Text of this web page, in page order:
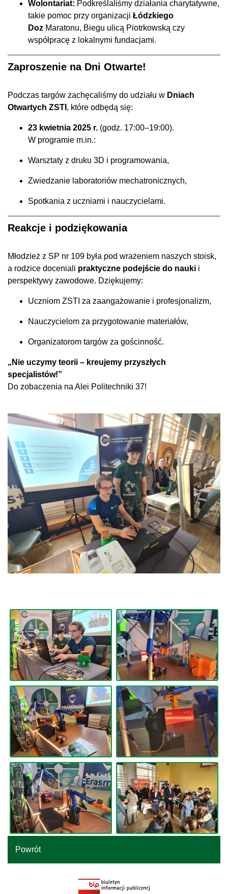
Wolontariat: Podkreślaliśmy działania charytatywne,
takie pomoc przy organizacji Łódzkiego
Doz Maratonu, Biegu ulicą Piotrkowską czy
współpracę z lokalnymi fundacjami.
Zaproszenie na Dni Otwarte!
Podczas targów zachęcaliśmy do udziału w Dniach
Otwartych ZSTI , które odbędą się:
23 kwietnia 2025 r. (godz. 17:00–19:00).
W programie m.in.:
Warsztaty z druku 3D i programowania,
Zwiedzanie laboratoriów mechatronicznych,
Spotkania z uczniami i nauczycielami.
Reakcje i podziękowania
Młodzież z SP nr 109 była pod wrażeniem naszych stoisk,
a rodzice doceniali praktyczne podejście do nauki i
perspektywy zawodowe. Dziękujemy:
Uczniom ZSTI za zaangażowanie i profesjonalizm,
Nauczycielom za przygotowanie materiałów,
Organizatorom targów za gościnność.
„Nie uczymy teorii – kreujemy przyszłych
specjalistów!”
Do zobaczenia na Alei Politechniki 37!
Powrót